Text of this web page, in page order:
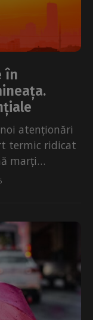
în
atenționări
termic ridicat
marți